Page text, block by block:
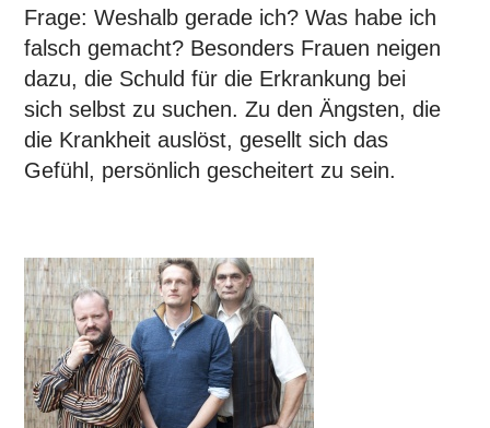
Frage: Weshalb gerade ich? Was habe ich
falsch gemacht? Besonders Frauen neigen
dazu, die Schuld für die Erkrankung bei
sich selbst zu suchen. Zu den Ängsten, die
die Krankheit auslöst, gesellt sich das
Gefühl, persönlich gescheitert zu sein.